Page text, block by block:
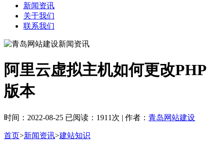
新闻资讯
关于我们
联系我们
阿里云虚拟主机如何更改PHP
版本
时间：2022-08-25 已阅读：1911次 | 作者： 青岛网站建设
首页>新闻资讯>建站知识